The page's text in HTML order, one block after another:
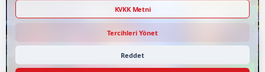
KVKK Metni
Tercihleri Yönet
Reddet